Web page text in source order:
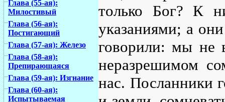
Глава (55-ая):
Милостивый
Глава (56-ая):
Постигающий
Глава (57-ая): Железо
Глава (58-ая):
Препирающаяся
Глава (59-ая): Изгнание
Глава (60-ая):
Испытываемая
только Бог? К
указаниями; а
говорили: мы
неразрешимом
нас. Посланники